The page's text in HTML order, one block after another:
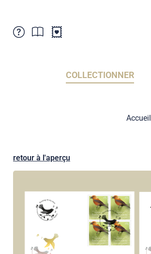
Points de vente
AbonnementCOLLECTIONNER
Accueil
retour à l'aperçu